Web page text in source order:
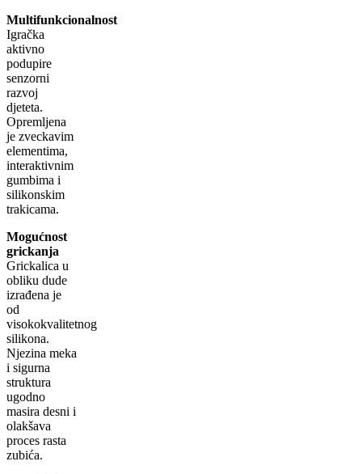
Multifunkcionalnost
Igračka
aktivno
podupire
senzorni
razvoj
djeteta.
Opremljena
je zveckavim
elementima,
interaktivnim
gumbima i
silikonskim
trakicama.
Mogućnost
grickanja
Grickalica u
obliku dude
izrađena je
od
visokokvalitetnog
silikona.
Njezina meka
i sigurna
struktura
ugodno
masira desni i
olakšava
proces rasta
zubića.